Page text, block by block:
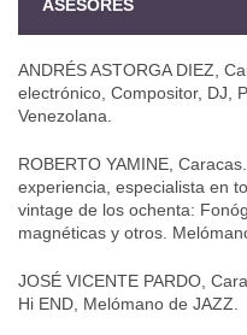
ASESORES
ANDRÉS ASTORGA DIEZ,
electrónico, Compositor, DJ,
Venezolana.
ROBERTO YAMINE,
experiencia, especialista en
vintage de los ochenta:
magnéticas y otros.
JOSÉ VICENTE PARDO,
Hi END, Melómano de JAZZ.